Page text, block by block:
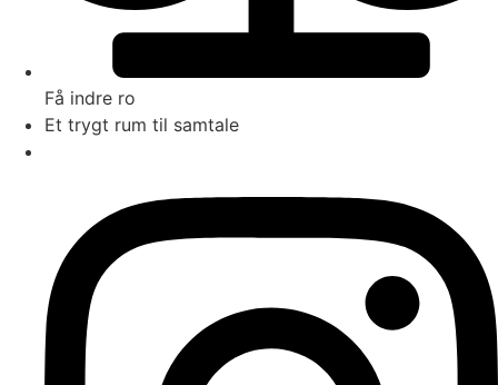
Få indre ro
Et trygt rum til samtale